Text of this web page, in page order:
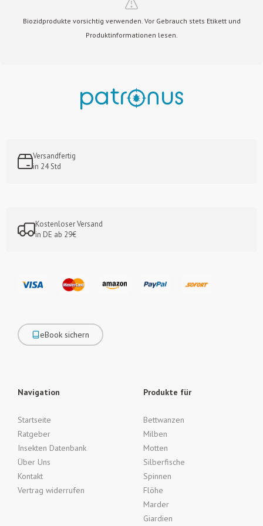
Versandfertig
in 24 Std
Kostenloser Versand
in DE ab 29€
eBook sichern
Navigation
Startseite
Ratgeber
Insekten Datenbank
Über Uns
Kontakt
Vertrag widerrufen
Produkte für
Bettwanzen
Milben
Motten
Silberfische
Spinnen
Flöhe
Marder
Giardien
Biozidprodukte vorsichtig verwenden. Vor Gebrauch stets Etikett und
Produktinformationen lesen.